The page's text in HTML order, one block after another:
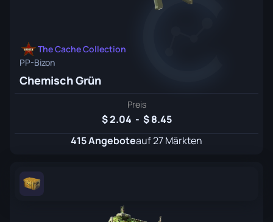
The Cache Collection
PP-Bizon
Chemisch Grün
Preis
2.04 -
8.45
415 Angeboteauf 27 Märkten